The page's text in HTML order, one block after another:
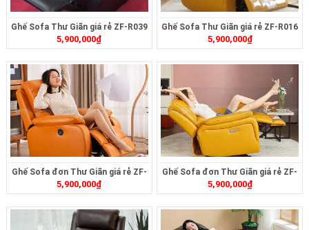
Ghế Sofa Thư Giãn giá rẻ ZF-R039
5,900,000₫
Ghế Sofa Thư Giãn giá rẻ ZF-R016
5,900,000₫
Ghế Sofa đơn Thư Giãn giá rẻ ZF-
R014
5,900,000₫
Ghế Sofa đơn Thư Giãn giá rẻ ZF-
R013
5,900,000₫